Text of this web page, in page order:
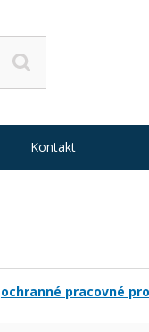
ochranné pracovné
Kontakt